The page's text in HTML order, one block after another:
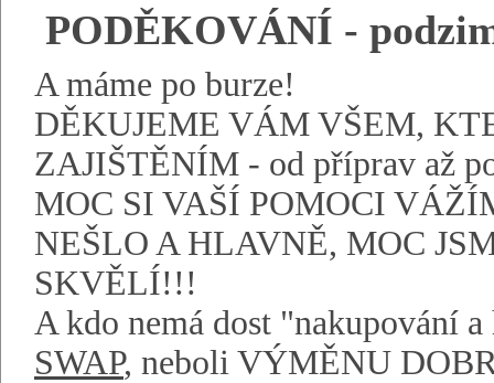
PODĚKOVÁNÍ -
A máme po burze!
DĚKUJEME VÁM VŠEM,
ZAJIŠTĚNÍM - od příprav až
MOC SI VAŠÍ POMOCI
NEŠLO A HLAVNĚ, MOC
SKVĚLÍ!!!
A kdo nemá dost "nakupování
SWAP, neboli VÝMĚNU